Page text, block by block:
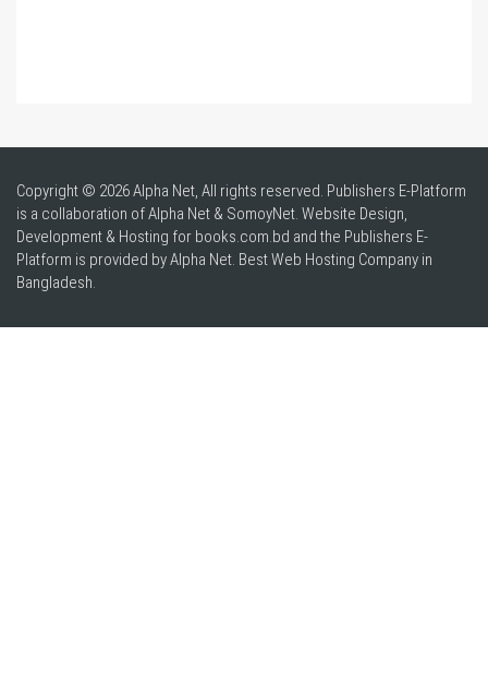
Copyright © 2026 Alpha Net, All rights reserved. Publishers E-Platform
is a collaboration of Alpha Net & SomoyNet. Website Design,
Development & Hosting for books.com.bd and the Publishers E-
Platform is provided by Alpha Net. BestWeb Hosting Company in
Bangladesh.